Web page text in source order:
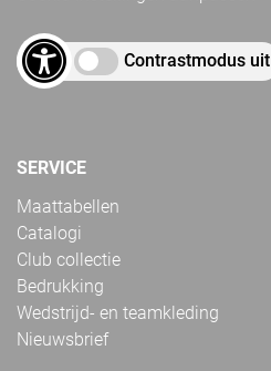
Contrastmodus uit
SERVICE
Maattabellen
Catalogi
Club collectie
Bedrukking
Wedstrijd- en teamkleding
Nieuwsbrief